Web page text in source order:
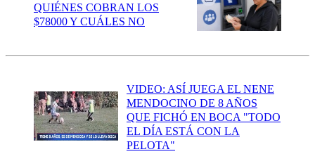
QUIÉNES COBRAN LOS
$78000 Y CUÁLES NO
VIDEO: ASÍ JUEGA EL NENE
MENDOCINO DE 8 AÑOS
QUE FICHÓ EN BOCA "TODO
EL DÍA ESTÁ CON LA
PELOTA"